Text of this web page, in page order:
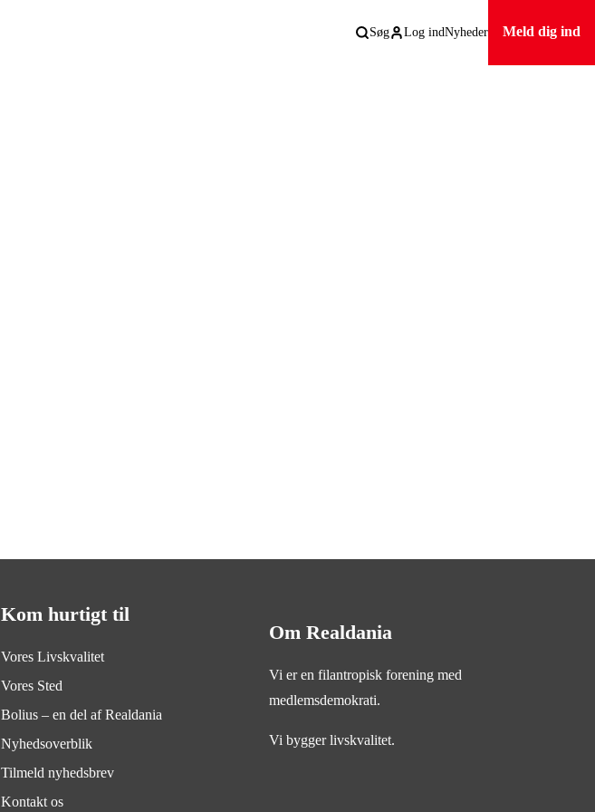
Søg Log indNyheder Meld dig ind
Kom hurtigt til
Vores Livskvalitet
Vores Sted
Bolius – en del af Realdania
Nyhedsoverblik
Tilmeld nyhedsbrev
Kontakt os
Om Realdania
Vi er en filantropisk forening med
medlemsdemokrati.
Vi bygger livskvalitet.